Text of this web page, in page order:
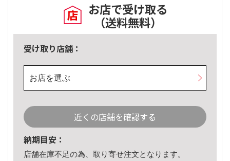
お店で受け取る
（送料無料）
受け取り店舗：
お店を選ぶ
近くの店舗を確認する
納期目安：
店舗在庫不足の為、取り寄せ注文となります。